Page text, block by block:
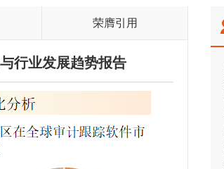
荣膺引用
行业发展趋势报告